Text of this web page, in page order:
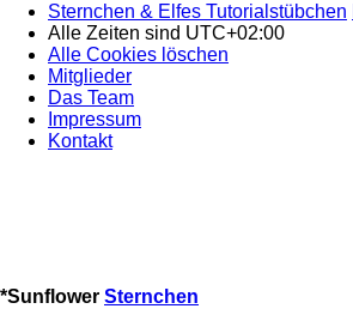
Sternchen & Elfes Tutorialstübchen
Alle Zeiten sind UTC+02:00
Alle Cookies löschen
Mitglieder
Das Team
Impressum
Kontakt
*Sunflower Sternchen